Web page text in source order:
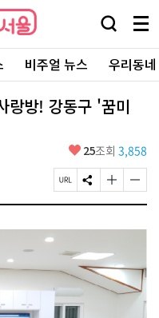
검
창
열
기
메
뉴
전
체
보
비주얼 뉴스 우리동
랑방! 강동구 '꿈미
좋
요
25조회 3,858
페
이
U
L
복
사
S
N
공
하
기
글
자
기
게
변
경
하
글
자
기
변
경
하
기